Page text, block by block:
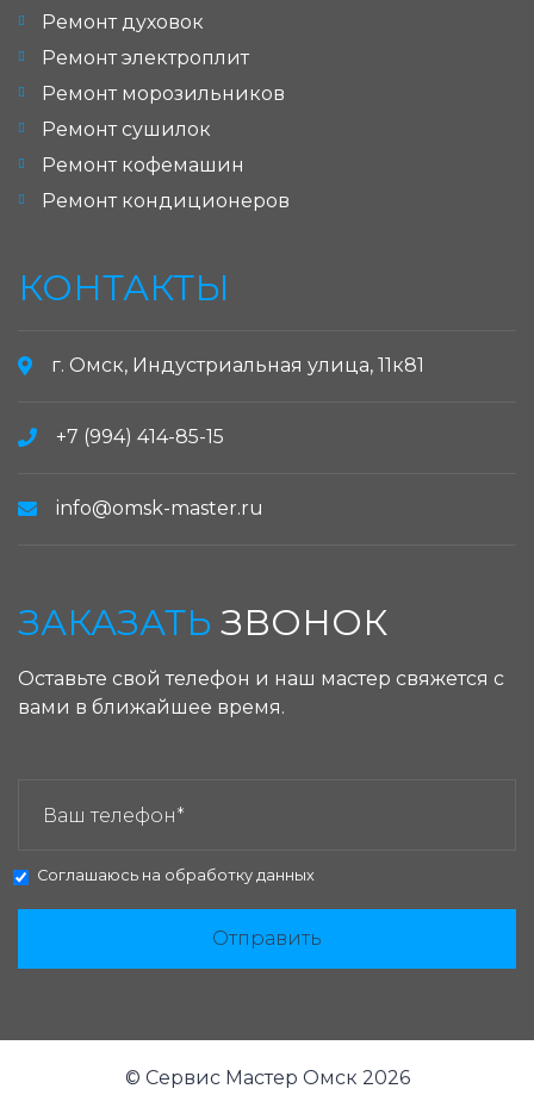
Ремонт духовок
Ремонт электроплит
Ремонт морозильников
Ремонт сушилок
Ремонт кофемашин
Ремонт кондиционеров
КОНТАКТЫ
г. Омск, Индустриальная улица, 11к81
+7 (994) 414-85-15
info@omsk-master.ru
ЗАКАЗАТЬ ЗВОНОК
Оставьте свой телефон и наш мастер свяжется с
вами в ближайшее время.
Соглашаюсь на обработку данных
Отправить
© Сервис Мастер Омск 2026